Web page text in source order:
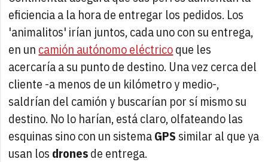
eficiencia a la hora de entregar los pedidos. Los
'animalitos' irían juntos, cada uno con su entrega,
en un camión autónomo eléctricoque les
acercaría a su punto de destino. Una vez cerca del
cliente -a menos de un kilómetro y medio-,
saldrían del camión y buscarían por sí mismo su
destino. No lo harían, está claro, olfateando las
esquinas sino con un sistemaGPS similar al que ya
usan los dronesde entrega.